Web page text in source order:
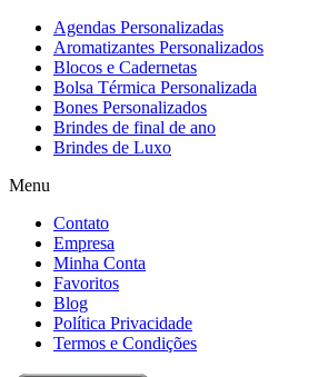
Agendas Personalizadas
Aromatizantes Personalizados
Blocos e Cadernetas
Bolsa Térmica Personalizada
Bones Personalizados
Brindes de final de ano
Brindes de Luxo
Menu
Contato
Empresa
Minha Conta
Favoritos
Blog
Política Privacidade
Termos e Condições